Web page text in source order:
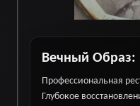
Вечный Образ:
Профессиональная
Глубокое